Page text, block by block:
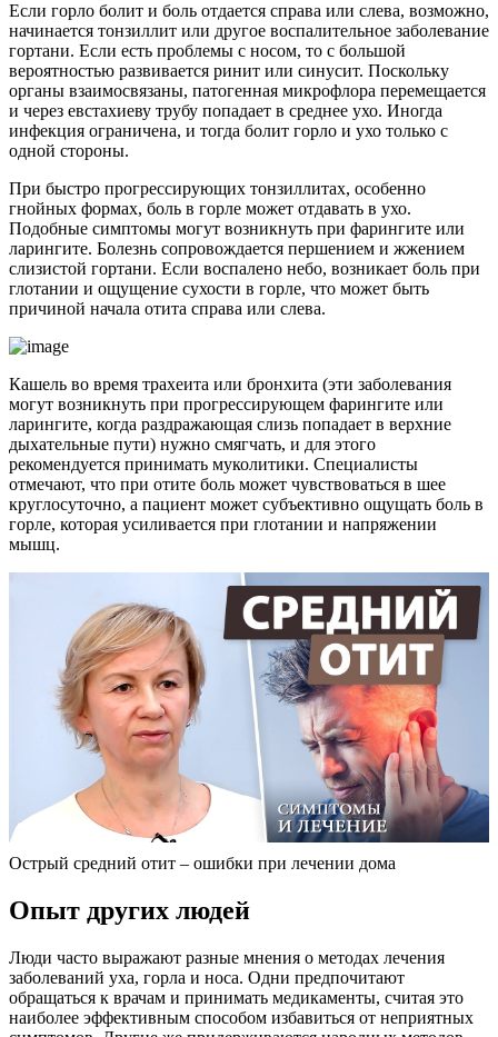
Если горло болит и боль отдается справа или слева, возможно,
начинается тонзиллит или другое воспалительное заболевание
гортани. Если есть проблемы с носом, то с большой
вероятностью развивается ринит или синусит. Поскольку
органы взаимосвязаны, патогенная микрофлора перемещается
и через евстахиеву трубу попадает в среднее ухо. Иногда
инфекция ограничена, и тогда болит горло и ухо только с
одной стороны.
При быстро прогрессирующих тонзиллитах, особенно
гнойных формах, боль в горле может отдавать в ухо.
Подобные симптомы могут возникнуть при фарингите или
ларингите. Болезнь сопровождается першением и жжением
слизистой гортани. Если воспалено небо, возникает боль при
глотании и ощущение сухости в горле, что может быть
причиной начала отита справа или слева.
Кашель во время трахеита или бронхита (эти заболевания
могут возникнуть при прогрессирующем фарингите или
ларингите, когда раздражающая слизь попадает в верхние
дыхательные пути) нужно смягчать, и для этого
рекомендуется принимать муколитики. Специалисты
отмечают, что при отите боль может чувствоваться в шее
круглосуточно, а пациент может субъективно ощущать боль в
горле, которая усиливается при глотании и напряжении
мышц.
Острый средний отит – ошибки при лечении дома
Опыт других людей
Люди часто выражают разные мнения о методах лечения
заболеваний уха, горла и носа. Одни предпочитают
обращаться к врачам и принимать медикаменты, считая это
наиболее эффективным способом избавиться от неприятных